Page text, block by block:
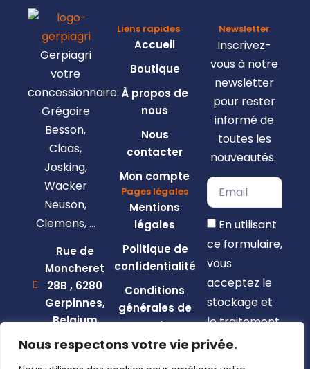
Nous respectons votre vie privée.
Gerpiagri
votre
concessionnaire:
Grégoire
Besson,
Claas,
Josking,
Wacker
Neuson,
Clemens, …
Rue de
Moncheret
28B , 6280
Gerpinnes,
Belgium
+32 492
Liens rapides
Accueil
Boutique
À propos de
nous
Nous
contacter
Mon compte
Pages légales
Mentions
légales
Politique de
confidentialité
Conditions
générales de
vente
Newsletter
Inscrivez-
vous à notre
newsletter
pour rester
informé de
toutes les
nouveautés.
En utilisant
ce formulaire,
vous
acceptez le
stockage et
le traitement
de vos